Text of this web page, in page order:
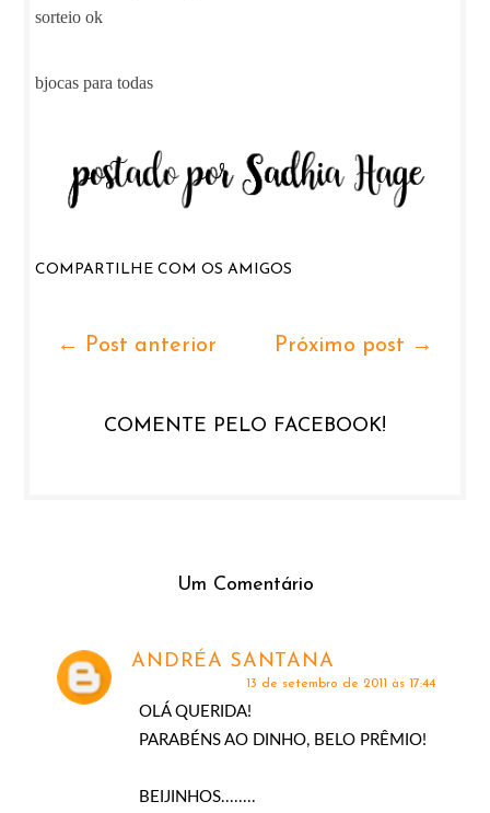
sorteio ok
bjocas para todas
COMPARTILHE COM OS AMIGOS
Próximo post →
← Post anterior
COMENTE PELO FACEBOOK!
Um Comentário
ANDRÉA SANTANA
13 de setembro de 2011 às 17:44
OLÁ QUERIDA!
PARABÉNS AO DINHO, BELO PRÊMIO!
BEIJINHOS........